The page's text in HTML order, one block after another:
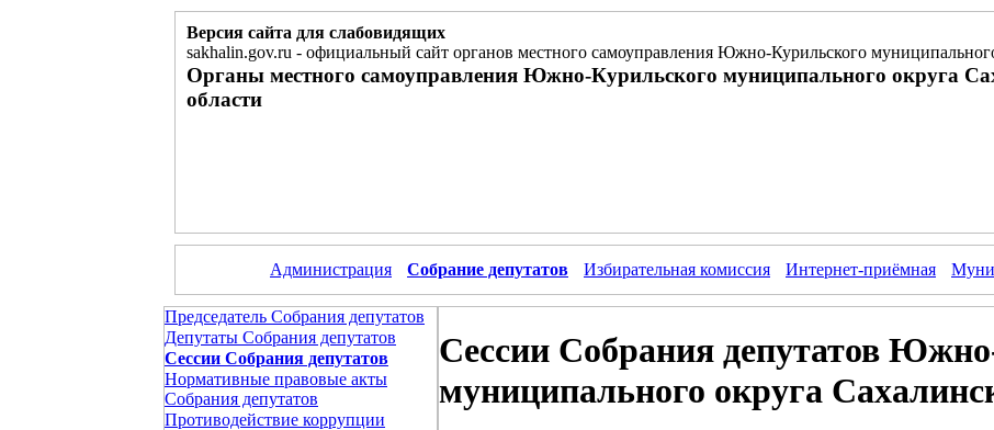
Версия сайта для слабовидящих
sakhalin.gov.ru - официальный сайт органов местного самоуправления Южно-Курильского
Органы местного самоуправления Южно-Курильского муниципального округа
области
Администрация Собрание депутатов Избирательная комиссия Интернет-приёмная
Председатель Собрания депутатов
Депутаты Собрания депутатов
Сессии Собрания депутатов
Нормативные правовые акты
Собрания депутатов
Противодействие коррупции
Сессии Собрания депутатов
муниципального округа